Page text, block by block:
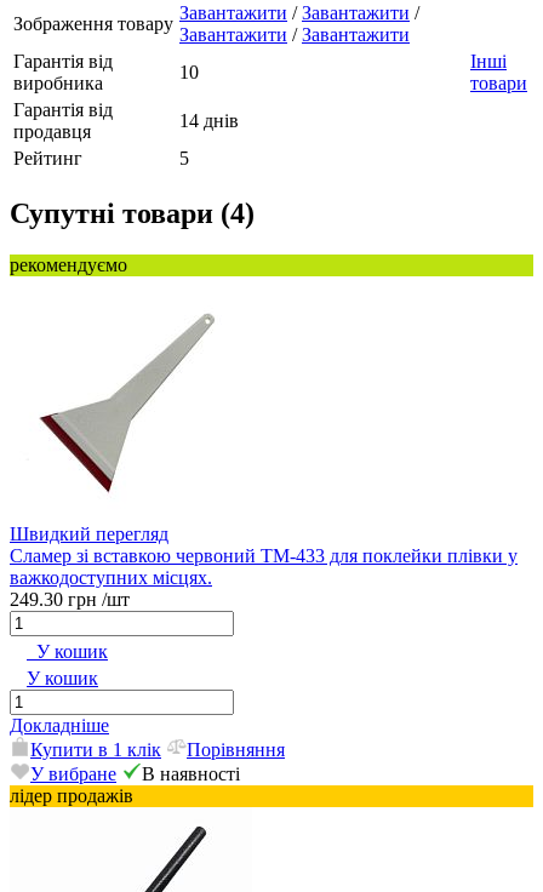
Зображення товару
Завантажити /Завантажити /
Завантажити /Завантажити
Гарантія від
виробника
10
Інші
товари
Гарантія від
продавця
14 днів
Рейтинг
5
Супутні товари (4)
рекомендуємо
Швидкий перегляд
Сламер зі вставкою червоний ТМ-433 для поклейки плівки у
важкодоступних місцях.
249.30 грн /шт
У кошик
У кошик
Докладніше
Купити в 1 клік
Порівняння
У вибране
В наявності
лідер продажів